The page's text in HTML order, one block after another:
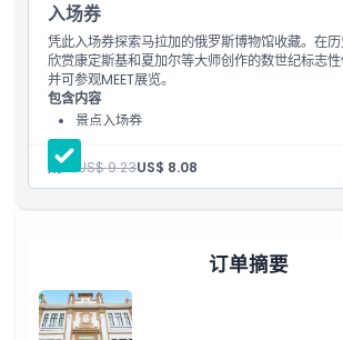
儿童成人政策
排除项
附加额外
需要了解的事项
入场券
凭此入场券探索马拉加的俄罗斯博物馆收藏。在历
欣赏康定斯基和夏加尔等大师创作的数世纪标志性
并可参观MEET展览。
包含内容
景点入场券
进入所有画廊和展览
可下载至手机的每个藏品的数字手册
成人: US$ 9.23US$ 8.08
订单摘要